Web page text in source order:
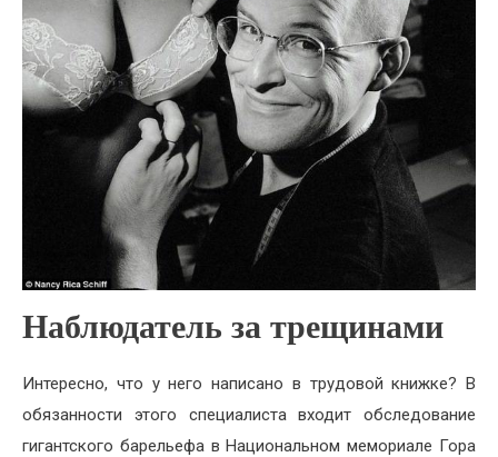
Наблюдатель за трещинами
Интересно, что у него написано в трудовой книжке? В
обязанности этого специалиста входит обследование
гигантского барельефа в Национальном мемориале Гора